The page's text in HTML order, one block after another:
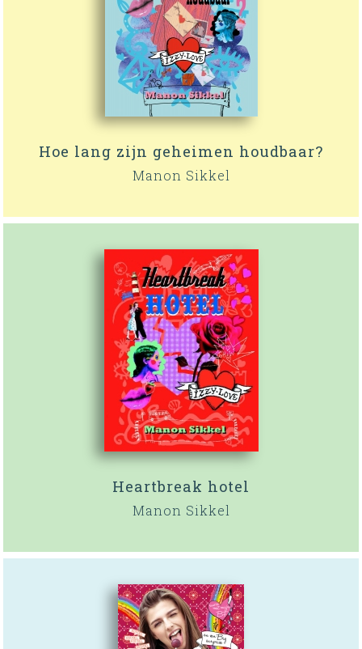
Hoe lang zijn geheimen houdbaar?
Manon Sikkel
Heartbreak hotel
Manon Sikkel